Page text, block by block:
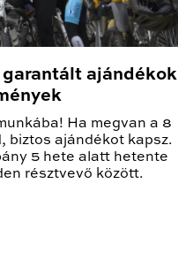
garantált ajándékok
Ha megvan a 8
biztos ajándékot kapsz.
5 hete alatt hetente
résztvevő között.